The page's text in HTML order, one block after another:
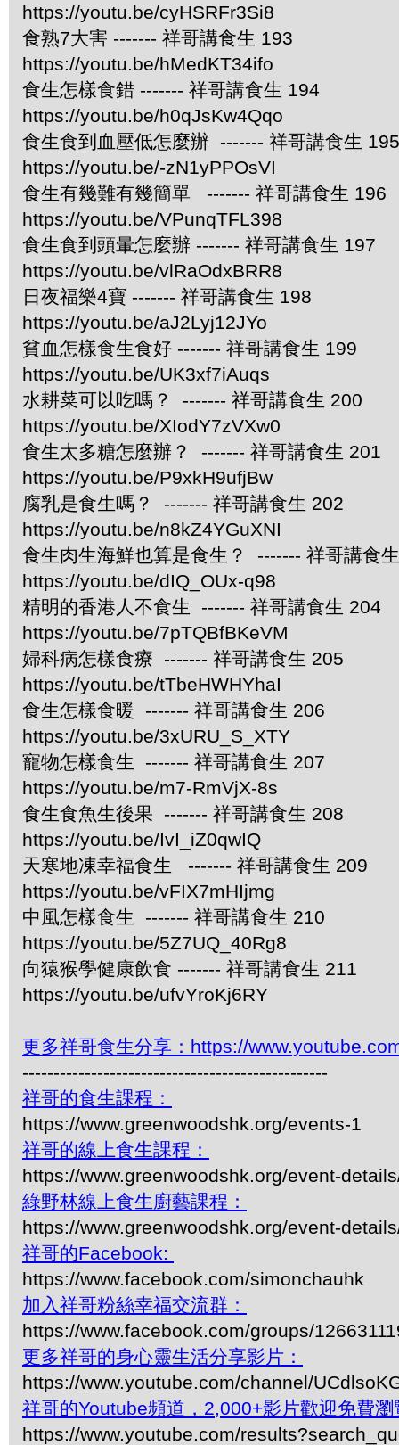
https://youtu.be/cyHSRFr3Si8
食熟7大害 ------- 祥哥講食生 193
https://youtu.be/hMedKT34ifo
食生怎樣食錯 ------- 祥哥講食生 194
https://youtu.be/h0qJsKw4Qqo
食生食到血壓低怎麼辦 ------- 祥哥講食生 195
https://youtu.be/-zN1yPPOsVI
食生有幾難有幾簡單 ------- 祥哥講食生 196
https://youtu.be/VPunqTFL398
食生食到頭暈怎麼辦 ------- 祥哥講食生 197
https://youtu.be/vlRaOdxBRR8
日夜福樂4寶 ------- 祥哥講食生 198
https://youtu.be/aJ2Lyj12JYo
貧血怎樣食生食好 ------- 祥哥講食生 199
https://youtu.be/UK3xf7iAuqs
水耕菜可以吃嗎？ ------- 祥哥講食生 200
https://youtu.be/XIodY7zVXw0
食生太多糖怎麼辦？ ------- 祥哥講食生 201
https://youtu.be/P9xkH9ufjBw
腐乳是食生嗎？ ------- 祥哥講食生 202
https://youtu.be/n8kZ4YGuXNI
食生肉生海鮮也算是食生？ ------- 祥哥講食
https://youtu.be/dIQ_OUx-q98
精明的香港人不食生 ------- 祥哥講食生 204
https://youtu.be/7pTQBfBKeVM
婦科病怎樣食療 ------- 祥哥講食生 205
https://youtu.be/tTbeHWHYhaI
食生怎樣食暖 ------- 祥哥講食生 206
https://youtu.be/3xURU_S_XTY
寵物怎樣食生 ------- 祥哥講食生 207
https://youtu.be/m7-RmVjX-8s
食生食魚生後果 ------- 祥哥講食生 208
https://youtu.be/IvI_iZ0qwIQ
天寒地凍幸福食生 ------- 祥哥講食生 209
https://youtu.be/vFIX7mHIjmg
中風怎樣食生 ------- 祥哥講食生 210
https://youtu.be/5Z7UQ_40Rg8
向猿猴學健康飲食 ------- 祥哥講食生 211
https://youtu.be/ufvYroKj6RY
更多祥哥食生分享：https://
-------------------------------------------------
祥哥的食生課程：
https://www.greenwoodshk.org/events-1
祥哥的線上食生課程：
https://www.greenwoodshk.org/event-
綠野林線上食生廚藝課程：
https://www.greenwoodshk.org/event-
祥哥的Facebook:
https://www.facebook.com/simonchauhk
加入祥哥粉絲幸福交流群：
https://www.facebook.com/groups/
更多祥哥的身心靈生活分享影片：
https://www.youtube.com/channel/
祥哥的Youtube頻道，2,000+影片歡迎免費瀏
https://www.youtube.com/